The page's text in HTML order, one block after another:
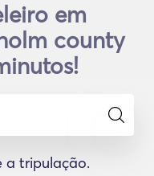
em
county
a tripulação.